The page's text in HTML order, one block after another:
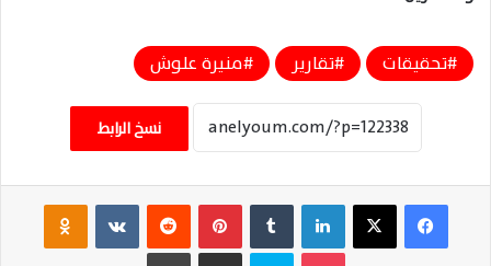
تحقيقات تقارير منيرة علوش
نسخ الرابط
فيسبوك ‫X لينكدإن بينتيريست ‏VKontakte
سكايب مشاركة عبر البريد طباعة